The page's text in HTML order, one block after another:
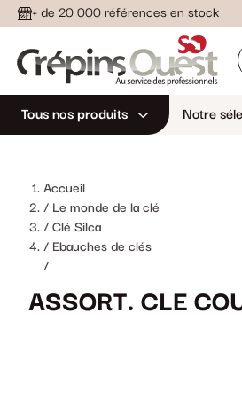
+ de 20 000 références en stock
Tous nos produits Notre
Accueil
Le monde de la clé
Clé Silca
Ebauches de clés
/
ASSORT. CLE